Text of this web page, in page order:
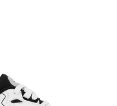
занимает 1-3 суток от
заказа. Товар можно
В случае, если что-то не